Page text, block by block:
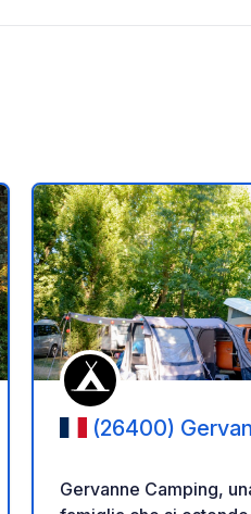
ai tuoi preferiti
(26400)
Gervanne Camping,